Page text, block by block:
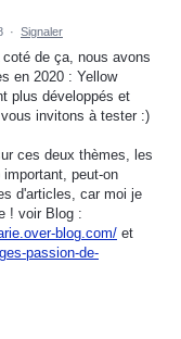
· Signaler
de ça, nous avons
en 2020 : Yellow
plus développés et
invitons à tester :)
ces deux thèmes, les
peut-on
d'articles, car moi je
! voir Blog :
blog.com/ et
passion-de-